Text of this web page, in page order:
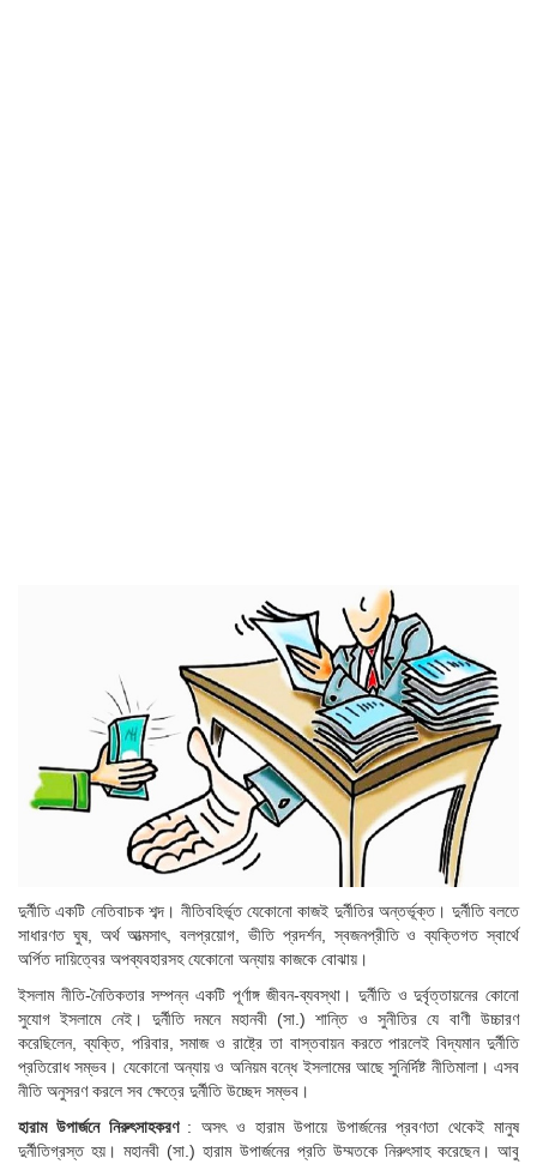
দুর্নীতি একটি নেতিবাচক শব্দ। নীতিবহির্ভূত যেকোনো কাজই দুর্নীতির অন্তর্ভূক্ত। দুর্নীতি বলতে
সাধারণত ঘুষ, অর্থ আত্মসাৎ, বলপ্রয়োগ, ভীতি প্রদর্শন, স্বজনপ্রীতি ও ব্যক্তিগত স্বার্থে
অর্পিত দায়িত্বের অপব্যবহারসহ যেকোনো অন্যায় কাজকে বোঝায়।
ইসলাম নীতি-নৈতিকতার সম্পন্ন একটি পূর্ণাঙ্গ জীবন-ব্যবস্থা। দুর্নীতি ও দুর্বৃত্তায়নের কোনো
সুযোগ ইসলামে নেই। দুর্নীতি দমনে মহানবী (সা.) শান্তি ও সুনীতির যে বাণী উচ্চারণ
করেছিলেন, ব্যক্তি, পরিবার, সমাজ ও রাষ্ট্রে তা বাস্তবায়ন করতে পারলেই বিদ্যমান দুর্নীতি
প্রতিরোধ সম্ভব। যেকোনো অন্যায় ও অনিয়ম বন্ধে ইসলামের আছে সুনির্দিষ্ট নীতিমালা। এসব
নীতি অনুসরণ করলে সব ক্ষেত্রে দুর্নীতি উচ্ছেদ সম্ভব।
হারাম উপার্জনে নিরুৎসাহকরণ: অসৎ ও হারাম উপায়ে উপার্জনের প্রবণতা থেকেই মানুষ
দুর্নীতিগ্রস্ত হয়। মহানবী (সা.) হারাম উপার্জনের প্রতি উম্মতকে নিরুৎসাহ করেছেন। আবু